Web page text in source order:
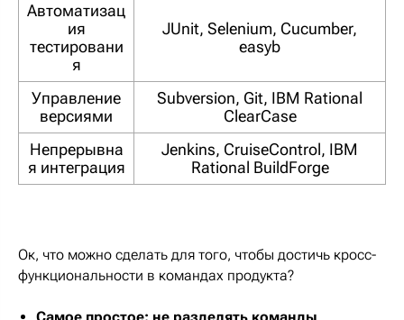
Автоматизац
ия
тестировани
я
JUnit, Selenium, Cucumber,
easyb
Управление
версиями
Subversion, Git, IBM Rational
ClearCase
Непрерывна
я интеграция
Jenkins, CruiseControl, IBM
Rational BuildForge
Ок, что можно сделать для того, чтобы достичь кросс-
функциональности в командах продукта?